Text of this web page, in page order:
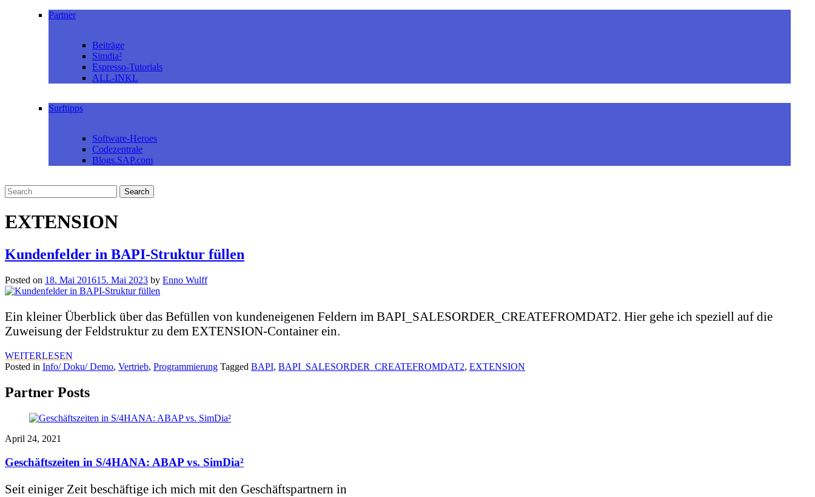
Partner
Beiträge
Simdia²
Espresso-Tutorials
ALL-INKL
Surftipps
Software-Heroes
Codezentrale
Blogs.SAP.com
EXTENSION
Kundenfelder in BAPI-Struktur füllen
Posted on 18. Mai 201615. Mai 2023 by Enno Wulff
Ein kleiner Überblick über das Befüllen von kundeneigenen Feldern im BAPI_SALESORDER_CREATEFROMDAT2. Hier gehe ich speziell auf die
Zuweisung der Feldstruktur zu dem EXTENSION-Container ein.
WEITERLESEN
Posted in Info/ Doku/ Demo, Vertrieb, Programmierung Tagged BAPI, BAPI_SALESORDER_CREATEFROMDAT2, EXTENSION
Partner Posts
April 24, 2021
Geschäftszeiten in S/4HANA: ABAP vs. SimDia²
Seit einiger Zeit beschäftige ich mich mit den Geschäftspartnern in